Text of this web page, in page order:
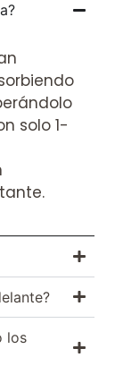
solo 1-
los